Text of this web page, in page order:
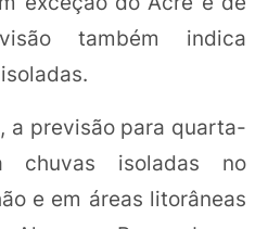
também indica
a previsão para quarta-
chuvas isoladas no
e em áreas litorâneas